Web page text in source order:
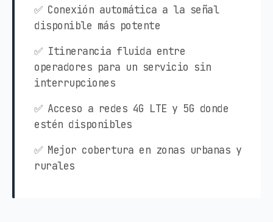
✅ Conexión automática a la señal
disponible más potente
✅ Itinerancia fluida entre
operadores para un servicio sin
interrupciones
✅ Acceso a redes 4G LTE y 5G donde
estén disponibles
✅ Mejor cobertura en zonas urbanas y
rurales